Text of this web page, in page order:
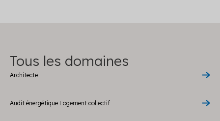
Tous les domaines
Architecte
Audit énergétique Logement collectif